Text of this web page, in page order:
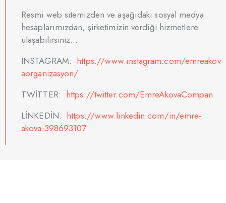
Resmi web sitemizden ve aşağıdaki sosyal medya
hesaplarımızdan, şirketimizin verdiği hizmetlere
ulaşabilirsiniz…
INSTAGRAM: https://www.instagram.com/emreakov
aorganizasyon/
TWİTTER: https://twitter.com/EmreAkovaCompan
LİNKEDİN: https://www.linkedin.com/in/emre-
akova-398693107